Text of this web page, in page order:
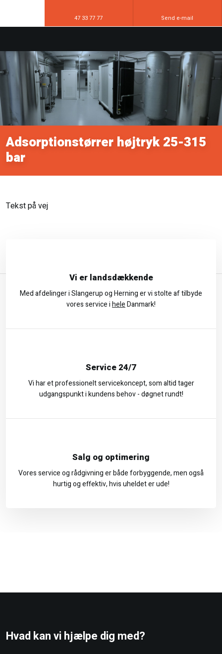
47 33 77 77 Send e-mail
​Adsorptionstørrer højtryk 25-315
bar
Tekst på vej​
Vi er landsdækkende
Med afdelinger i Slangerup og Herning er vi stolte af tilbyde
vores service iheleDanmark!
Service 24/7
Vi har et professionelt servicekoncept, som altid tager
udgangspunkt i kundens behov - døgnet rundt!
Salg og optimering
Vores service og rådgivning er både forbyggende, men også
hurtig og effektiv, hvis uheldet er ude!
Hvad kan vi hjælpe dig med?